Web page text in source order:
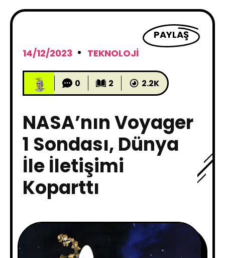
PAYLAŞ
14/12/2023
TEKNOLOJI
0 2 2.2K
NASA’nın Voyager
1 Sondası, Dünya
İle İletişimi
Koparttı